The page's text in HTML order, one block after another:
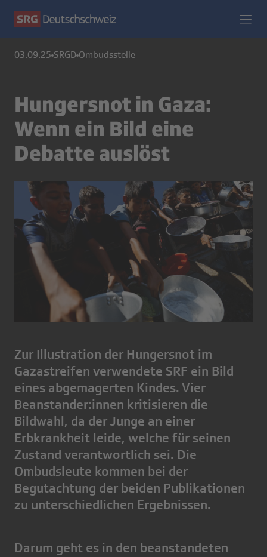
03.09.25 SRGD Ombudsstelle
Hungersnot in Gaza:
Wenn ein Bild eine
Debatte auslöst
Zur Illustration der Hungersnot im
Gazastreifen verwendete SRF ein Bild
eines abgemagerten Kindes. Vier
Beanstander:innen kritisieren die
Bildwahl, da der Junge an einer
Erbkrankheit leide, welche für seinen
Zustand verantwortlich sei. Die
Ombudsleute kommen bei der
Begutachtung der beiden Publikationen
zu unterschiedlichen Ergebnissen.
Darum geht es in den beanstandeten